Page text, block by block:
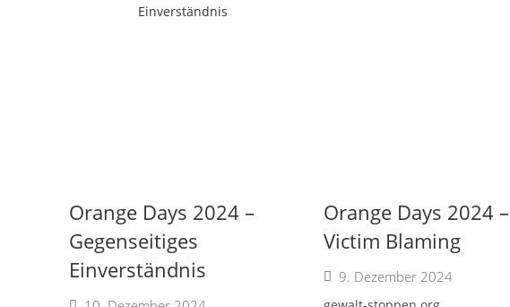
Orange Days 2024 –
Gegenseitiges
Einverständnis
Orange Days 2024 –
Victim Blaming
9. Dezember 2024